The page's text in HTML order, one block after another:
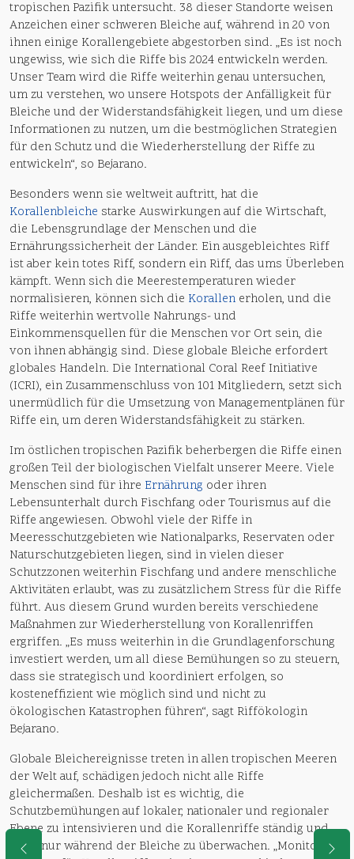
tropischen Pazifik untersucht. 38 dieser Standorte weisen
Anzeichen einer schweren Bleiche auf, während in 20 von
ihnen einige Korallengebiete abgestorben sind. „Es ist noch
ungewiss, wie sich die Riffe bis 2024 entwickeln werden.
Unser Team wird die Riffe weiterhin genau untersuchen,
um zu verstehen, wo unsere Hotspots der Anfälligkeit für
Bleiche und der Widerstandsfähigkeit liegen, und um diese
Informationen zu nutzen, um die bestmöglichen Strategien
für den Schutz und die Wiederherstellung der Riffe zu
entwickeln“, so Bejarano.
Besonders wenn sie weltweit auftritt, hat die
Korallenbleiche starke Auswirkungen auf die Wirtschaft,
die Lebensgrundlage der Menschen und die
Ernährungssicherheit der Länder. Ein ausgebleichtes Riff
ist aber kein totes Riff, sondern ein Riff, das ums Überleben
kämpft. Wenn sich die Meerestemperaturen wieder
normalisieren, können sich die Korallen erholen, und die
Riffe weiterhin wertvolle Nahrungs- und
Einkommensquellen für die Menschen vor Ort sein, die
von ihnen abhängig sind. Diese globale Bleiche erfordert
globales Handeln. Die International Coral Reef Initiative
(ICRI), ein Zusammenschluss von 101 Mitgliedern, setzt sich
unermüdlich für die Umsetzung von Managementplänen für
Riffe ein, um deren Widerstandsfähigkeit zu stärken.
Im östlichen tropischen Pazifik beherbergen die Riffe einen
großen Teil der biologischen Vielfalt unserer Meere. Viele
Menschen sind für ihre Ernährung oder ihren
Lebensunterhalt durch Fischfang oder Tourismus auf die
Riffe angewiesen. Obwohl viele der Riffe in
Meeresschutzgebieten wie Nationalparks, Reservaten oder
Naturschutzgebieten liegen, sind in vielen dieser
Schutzzonen weiterhin Fischfang und andere menschliche
Aktivitäten erlaubt, was zu zusätzlichem Stress für die Riffe
führt. Aus diesem Grund wurden bereits verschiedene
Maßnahmen zur Wiederherstellung von Korallenriffen
ergriffen. „Es muss weiterhin in die Grundlagenforschung
investiert werden, um all diese Bemühungen so zu steuern,
dass sie strategisch und koordiniert erfolgen, so
kosteneffizient wie möglich sind und nicht zu
ökologischen Katastrophen führen“, sagt Riffökologin
Bejarano.
Globale Bleichereignisse treten in allen tropischen Meeren
der Welt auf, schädigen jedoch nicht alle Riffe
gleichermaßen. Deshalb ist es wichtig, die
Schutzbemühungen auf lokaler, nationaler und regionaler
Ebene zu intensivieren und die Korallenriffe ständig und
nicht nur während der Bleiche zu überwachen. „Monitoring-